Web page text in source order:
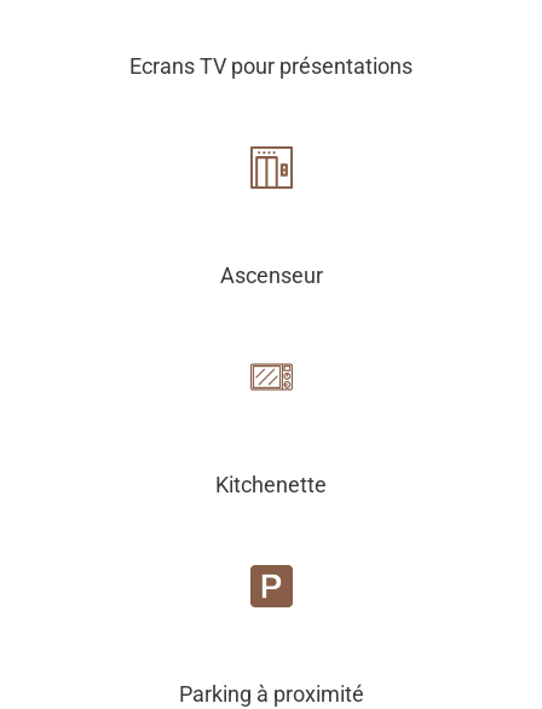
Ecrans TV pour présentations
Ascenseur
Kitchenette
Parking à proximité